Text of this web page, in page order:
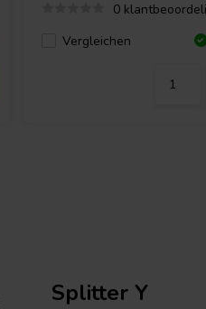
0
Vergleichen
Splitter Y